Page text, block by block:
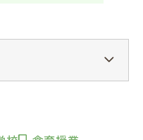
（教室・講習会）